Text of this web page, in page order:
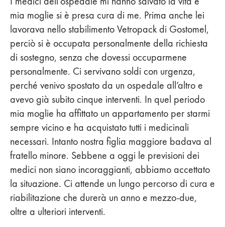
mia moglie si è presa cura di me. Prima anche lei
lavorava nello stabilimento Vetropack di Gostomel,
perciò si è occupata personalmente della richiesta
di sostegno, senza che dovessi occuparmene
personalmente. Ci servivano soldi con urgenza,
perché venivo spostato da un ospedale all’altro e
avevo già subito cinque interventi. In quel periodo
mia moglie ha affittato un appartamento per starmi
sempre vicino e ha acquistato tutti i medicinali
necessari. Intanto nostra figlia maggiore badava al
fratello minore. Sebbene a oggi le previsioni dei
medici non siano incoraggianti, abbiamo accettato
la situazione. Ci attende un lungo percorso di cura e
riabilitazione che durerà un anno e mezzo-due,
oltre a ulteriori interventi.